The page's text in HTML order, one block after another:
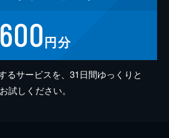
600円分
るサービスを、31日間ゆっくりと
お試しください。